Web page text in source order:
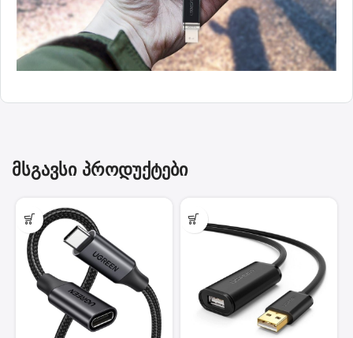
მსგავსი პროდუქტები